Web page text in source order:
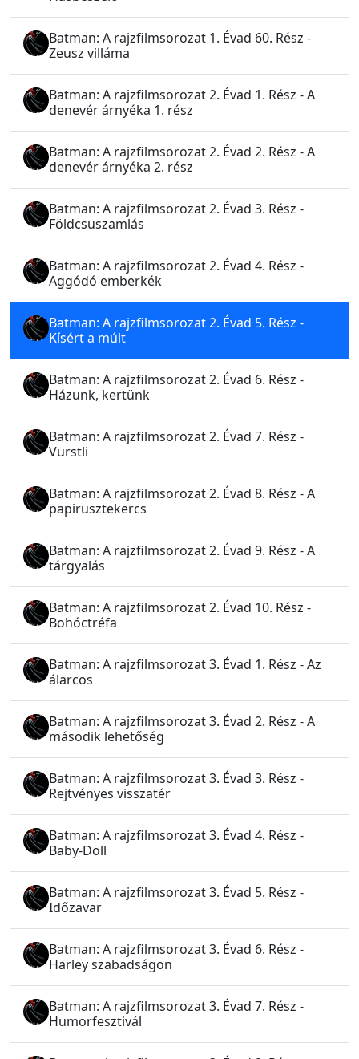
Batman: A rajzfilmsorozat 1. Évad 60. Rész -
Zeusz villáma
Batman: A rajzfilmsorozat 2. Évad 1. Rész - A
denevér árnyéka 1. rész
Batman: A rajzfilmsorozat 2. Évad 2. Rész - A
denevér árnyéka 2. rész
Batman: A rajzfilmsorozat 2. Évad 3. Rész -
Földcsuszamlás
Batman: A rajzfilmsorozat 2. Évad 4. Rész -
Aggódó emberkék
Batman: A rajzfilmsorozat 2. Évad 5. Rész -
Kísért a múlt
Batman: A rajzfilmsorozat 2. Évad 6. Rész -
Házunk, kertünk
Batman: A rajzfilmsorozat 2. Évad 7. Rész -
Vurstli
Batman: A rajzfilmsorozat 2. Évad 8. Rész - A
papirusztekercs
Batman: A rajzfilmsorozat 2. Évad 9. Rész - A
tárgyalás
Batman: A rajzfilmsorozat 2. Évad 10. Rész -
Bohóctréfa
Batman: A rajzfilmsorozat 3. Évad 1. Rész - Az
álarcos
Batman: A rajzfilmsorozat 3. Évad 2. Rész - A
második lehetőség
Batman: A rajzfilmsorozat 3. Évad 3. Rész -
Rejtvényes visszatér
Batman: A rajzfilmsorozat 3. Évad 4. Rész -
Baby-Doll
Batman: A rajzfilmsorozat 3. Évad 5. Rész -
Időzavar
Batman: A rajzfilmsorozat 3. Évad 6. Rész -
Harley szabadságon
Batman: A rajzfilmsorozat 3. Évad 7. Rész -
Humorfesztivál